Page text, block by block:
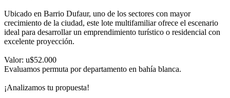
Ubicado en Barrio Dufaur, uno de los sectores con mayor
crecimiento de la ciudad, este lote multifamiliar ofrece el escenario
ideal para desarrollar un emprendimiento turístico o residencial con
excelente proyección.
Valor: u$52.000
Evaluamos permuta por departamento en bahía blanca.
¡Analizamos tu propuesta!